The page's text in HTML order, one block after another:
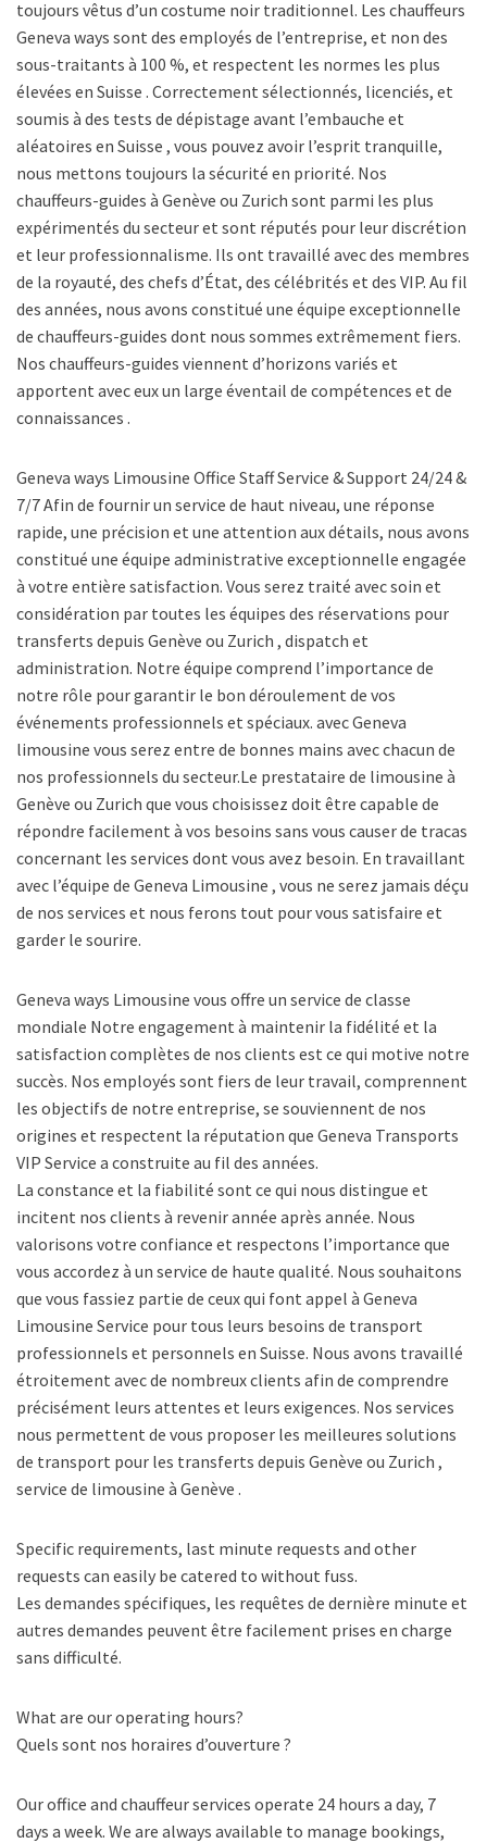
toujours vêtus d’un costume noir traditionnel. Les chauffeurs
Geneva ways sont des employés de l’entreprise, et non des
sous-traitants à 100 %, et respectent les normes les plus
élevées en Suisse . Correctement sélectionnés, licenciés, et
soumis à des tests de dépistage avant l’embauche et
aléatoires en Suisse , vous pouvez avoir l’esprit tranquille,
nous mettons toujours la sécurité en priorité. Nos
chauffeurs-guides à Genève ou Zurich sont parmi les plus
expérimentés du secteur et sont réputés pour leur discrétion
et leur professionnalisme. Ils ont travaillé avec des membres
de la royauté, des chefs d’État, des célébrités et des VIP. Au fil
des années, nous avons constitué une équipe exceptionnelle
de chauffeurs-guides dont nous sommes extrêmement fiers.
Nos chauffeurs-guides viennent d’horizons variés et
apportent avec eux un large éventail de compétences et de
connaissances .
Geneva ways Limousine Office Staff Service & Support 24/24 &
7/7 Afin de fournir un service de haut niveau, une réponse
rapide, une précision et une attention aux détails, nous avons
constitué une équipe administrative exceptionnelle engagée
à votre entière satisfaction. Vous serez traité avec soin et
considération par toutes les équipes des réservations pour
transferts depuis Genève ou Zurich , dispatch et
administration. Notre équipe comprend l’importance de
notre rôle pour garantir le bon déroulement de vos
événements professionnels et spéciaux. avec Geneva
limousine vous serez entre de bonnes mains avec chacun de
nos professionnels du secteur.Le prestataire de limousine à
Genève ou Zurich que vous choisissez doit être capable de
répondre facilement à vos besoins sans vous causer de tracas
concernant les services dont vous avez besoin. En travaillant
avec l’équipe de Geneva Limousine , vous ne serez jamais déçu
de nos services et nous ferons tout pour vous satisfaire et
garder le sourire.
Geneva ways Limousine vous offre un service de classe
mondiale Notre engagement à maintenir la fidélité et la
satisfaction complètes de nos clients est ce qui motive notre
succès. Nos employés sont fiers de leur travail, comprennent
les objectifs de notre entreprise, se souviennent de nos
origines et respectent la réputation que Geneva Transports
VIP Service a construite au fil des années.
La constance et la fiabilité sont ce qui nous distingue et
incitent nos clients à revenir année après année. Nous
valorisons votre confiance et respectons l’importance que
vous accordez à un service de haute qualité. Nous souhaitons
que vous fassiez partie de ceux qui font appel à Geneva
Limousine Service pour tous leurs besoins de transport
professionnels et personnels en Suisse. Nous avons travaillé
étroitement avec de nombreux clients afin de comprendre
précisément leurs attentes et leurs exigences. Nos services
nous permettent de vous proposer les meilleures solutions
de transport pour les transferts depuis Genève ou Zurich ,
service de limousine à Genève .
Specific requirements, last minute requests and other
requests can easily be catered to without fuss.
Les demandes spécifiques, les requêtes de dernière minute et
autres demandes peuvent être facilement prises en charge
sans difficulté.
What are our operating hours?
Quels sont nos horaires d’ouverture ?
Our office and chauffeur services operate 24 hours a day, 7
days a week. We are always available to manage bookings,